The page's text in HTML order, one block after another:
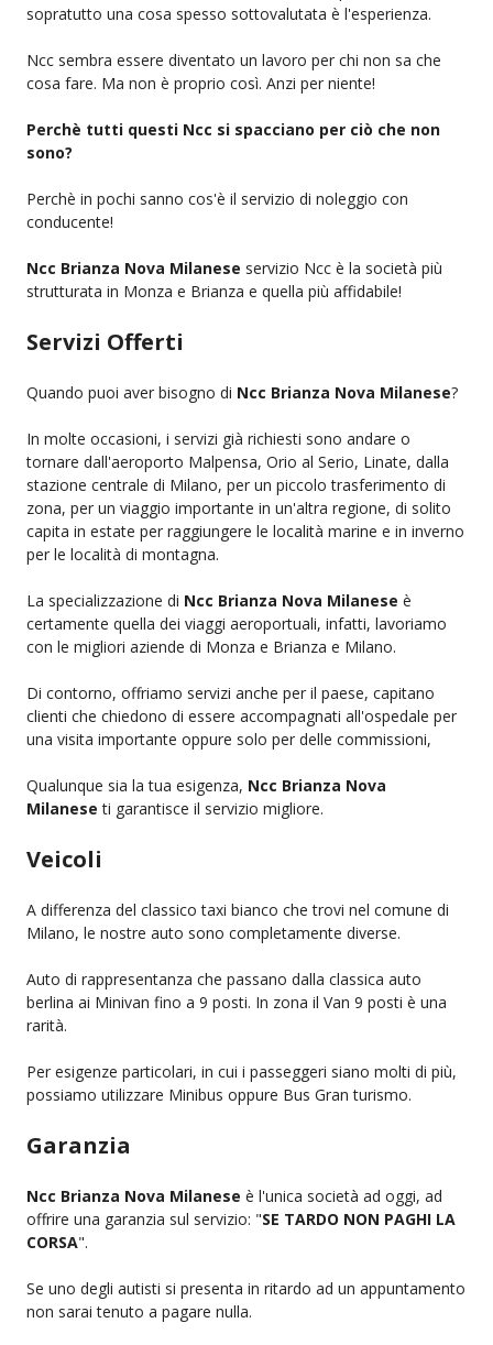
sopratutto una cosa spesso sottovalutata è l'esperienza.
Ncc sembra essere diventato un lavoro per chi non sa che
cosa fare. Ma non è proprio così. Anzi per niente!
Perchè tutti questi Ncc si spacciano per ciò che non
sono?
Perchè in pochi sanno cos'è il servizio di noleggio con
conducente!
Ncc Brianza Nova Milanese servizio Ncc è la società più
strutturata in Monza e Brianza e quella più affidabile!
Servizi Offerti
Quando puoi aver bisogno di Ncc Brianza Nova Milanese?
In molte occasioni, i servizi già richiesti sono andare o
tornare dall'aeroporto Malpensa, Orio al Serio, Linate, dalla
stazione centrale di Milano, per un piccolo trasferimento di
zona, per un viaggio importante in un'altra regione, di solito
capita in estate per raggiungere le località marine e in inverno
per le località di montagna.
La specializzazione di Ncc Brianza Nova Milanese è
certamente quella dei viaggi aeroportuali, infatti, lavoriamo
con le migliori aziende di Monza e Brianza e Milano.
Di contorno, offriamo servizi anche per il paese, capitano
clienti che chiedono di essere accompagnati all'ospedale per
una visita importante oppure solo per delle commissioni,
Qualunque sia la tua esigenza, Ncc Brianza Nova
Milanese ti garantisce il servizio migliore.
Veicoli
A differenza del classico taxi bianco che trovi nel comune di
Milano, le nostre auto sono completamente diverse.
Auto di rappresentanza che passano dalla classica auto
berlina ai Minivan fino a 9 posti. In zona il Van 9 posti è una
rarità.
Per esigenze particolari, in cui i passeggeri siano molti di più,
possiamo utilizzare Minibus oppure Bus Gran turismo.
Garanzia
Ncc Brianza Nova Milanese è l'unica società ad oggi, ad
offrire una garanzia sul servizio: "SE TARDO NON PAGHI LA
CORSA".
Se uno degli autisti si presenta in ritardo ad un appuntamento
non sarai tenuto a pagare nulla.